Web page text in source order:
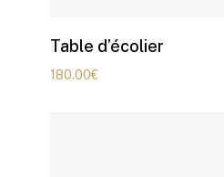
Table d’écolier
180.00€